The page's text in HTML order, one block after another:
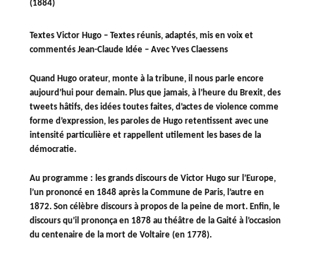
(1884)
Textes Victor Hugo – Textes réunis, adaptés, mis en voix et
commentés Jean-Claude Idée – Avec Yves Claessens
Quand Hugo orateur, monte à la tribune, il nous parle encore
aujourd’hui pour demain. Plus que jamais, à l’heure du Brexit, des
tweets hâtifs, des idées toutes faites, d’actes de violence comme
forme d’expression, les paroles de Hugo retentissent avec une
intensité particulière et rappellent utilement les bases de la
démocratie.
Au programme : les grands discours de Victor Hugo sur l’Europe,
l’un prononcé en 1848 après la Commune de Paris, l’autre en
1872. Son célèbre discours à propos de la peine de mort. Enfin, le
discours qu’il prononça en 1878 au théâtre de la Gaité à l’occasion
du centenaire de la mort de Voltaire (en 1778).